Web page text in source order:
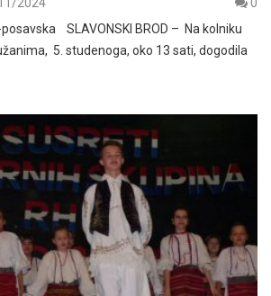
2024
0
SLAVONSKI BROD – Na kolniku
5. studenoga, oko 13 sati, dogodila